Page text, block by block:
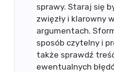
sprawy. Staraj się
zwięzły i klarowny
argumentach.
sposób czytelny i
także sprawdź
ewentualnych